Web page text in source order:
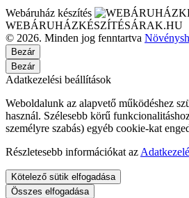
Webáruház készítés
WEBÁRUHÁZKÉSZÍTÉSÁRAK.HU
© 2026. Minden jog fenntartva
Bezár
Bezár
Adatkezelési beállítások
Weboldalunk az alapvető működéshez
használ. Szélesebb körű
személyre szabás) egyéb cookie-kat
Részletesebb információkat az
Kötelező sütik elfogadása
Összes elfogadása